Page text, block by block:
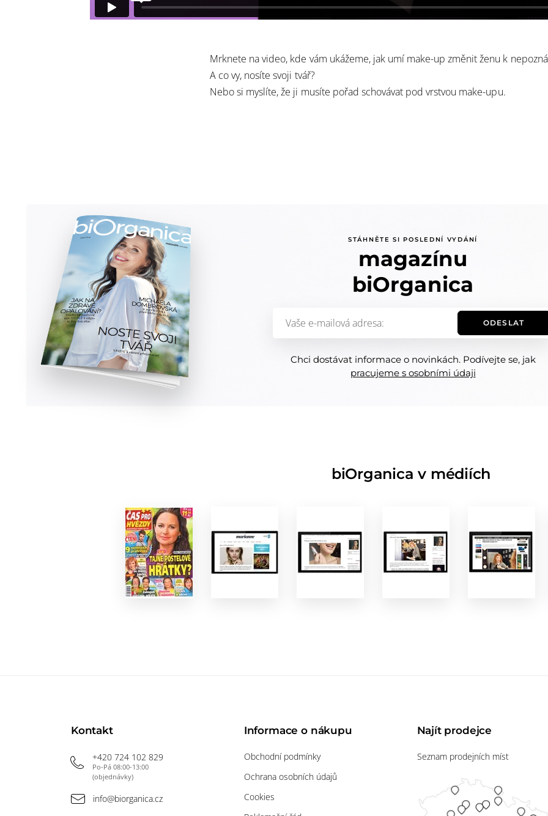
Mrknete na video, kde vám ukážeme, jak umí make-up změnit ženu k
A co vy, nosíte svoji tvář?
Nebo si myslíte, že ji musíte pořad schovávat pod vrstvou make-upu.
STÁHNĚTE SI POSLEDNÍ VYDÁNÍ
magazínu
biOrganica
ODESLAT
Chci dostávat informace o novinkách. Podívejte se, jak
pracujeme s osobními údaji
biOrganica v médiích
Kontakt
+420 724 102 829
Po-Pá 08:00-13:00
(objednávky)
info@biorganica.cz
Informace o nákupu
Obchodní podmínky
Ochrana osobních údajů
Cookies
Najít prodejce
Seznam prodejních míst